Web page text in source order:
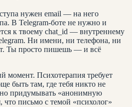
нужен email — на него
В Telegram-боте не нужно и
к твоему chat_id — внутреннему
Ни имени, ни телефона, ни
Ты просто пишешь — и всё
момент. Психотерапия требует
быть там, где тебя никто не
придумывать «анонимную
что письмо с темой «психолог»